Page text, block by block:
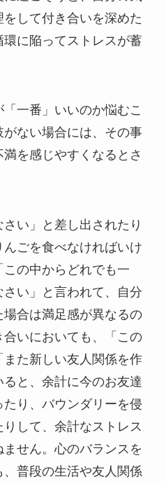
して付き合いを深めた
環に陥ってストレスが蓄
一番」いいのか悩むこ
ない場合には、その事
を感じやすくなるとさ
い」と差し出されたり
ごを食べなければいけ
の中からどれでも一
い」と言われて、自分
合は満足感が異なるの
いにおいても、「この
た新しい友人関係を作
と、余計に今のお友達
り、バウンダリーを侵
して、余計なストレス
せん。心のバランスを
普段の生活や友人関係